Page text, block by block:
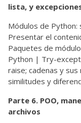
lista, y
Módulos de Python:
Presentar el
Paquetes de
Python | Try-except
raise; cadenas y
similitudes y
Parte 6. POO,
archivos